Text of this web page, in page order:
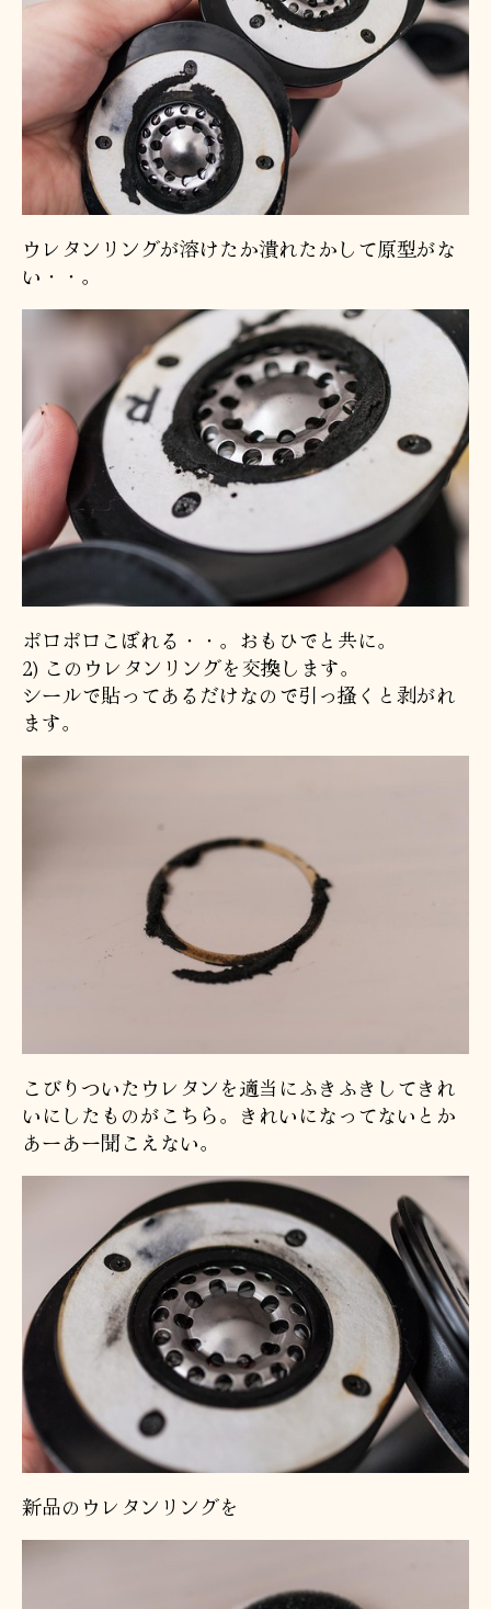
ウレタンリングが溶けたか潰れたかして原型がな
い・・。
ポロポロこぼれる・・。おもひでと共に。
2) このウレタンリングを交換します。
シールで貼ってあるだけなので引っ掻くと剥がれ
ます。
こびりついたウレタンを適当にふきふきしてきれ
いにしたものがこちら。きれいになってないとか
あーあー聞こえない。
新品のウレタンリングを